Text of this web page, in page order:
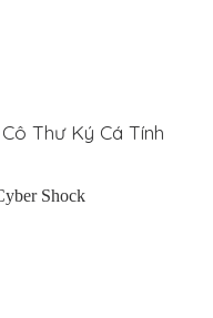
Cô Thư Ký Cá Tính